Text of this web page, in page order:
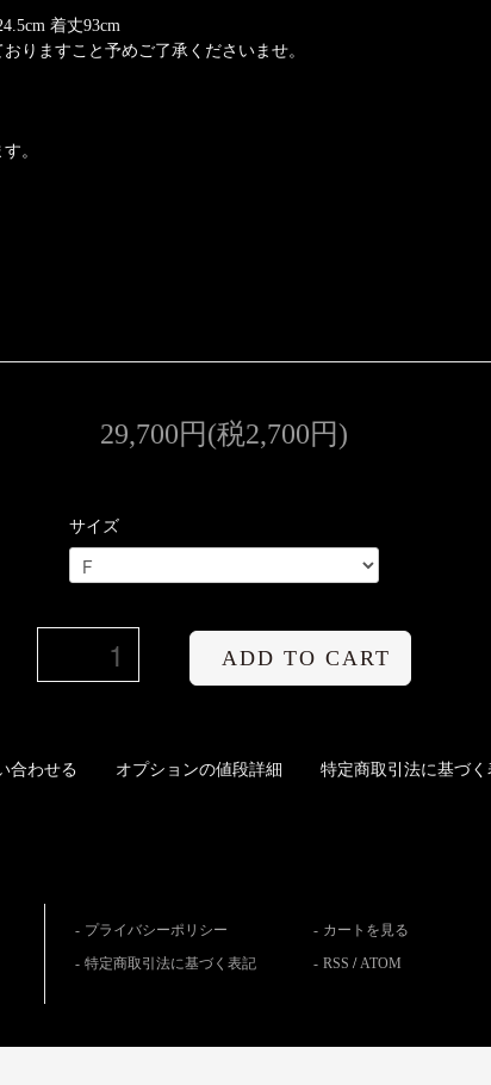
着丈93cm
りますこと予めご了承くださいませ。
。
29,700円(税2,700円)
サイズ
ADD TO CART
合わせる オプションの値段詳細 特定商取引法に基づ
プライバシーポリシー
特定商取引法に基づく表記
カートを見る
RSS /ATOM